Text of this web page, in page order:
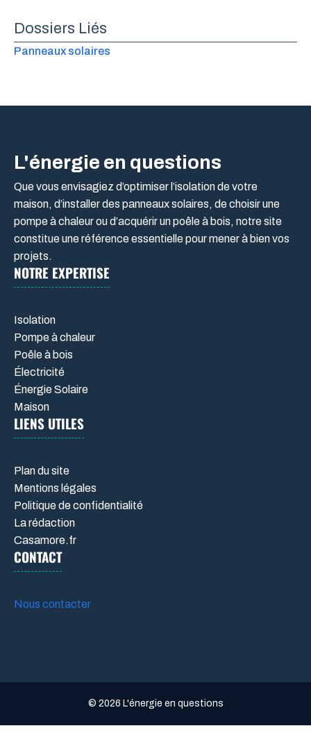
Dossiers Liés
Panneaux solaires
L'énergie en questions
Que vous envisagiez d’optimiser l’isolation de votre
maison, d’installer des panneaux solaires, de choisir une
pompe à chaleur ou d’acquérir un poêle à bois, notre site
constitue une référence essentielle pour mener à bien vos
projets.
NOTRE EXPERTISE
Isolation
Pompe à chaleur
Poêle à bois
Électricité
Énergie Solaire
Maison
LIENS UTILES
Plan du site
Mentions légales
Politique de confidentialité
La rédaction
Casamore.fr
CONTACT
Nous contacter
© 2026 L'énergie en questions